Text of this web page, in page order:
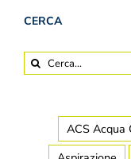
CERCA
Cerca
per:
ACS Acqua